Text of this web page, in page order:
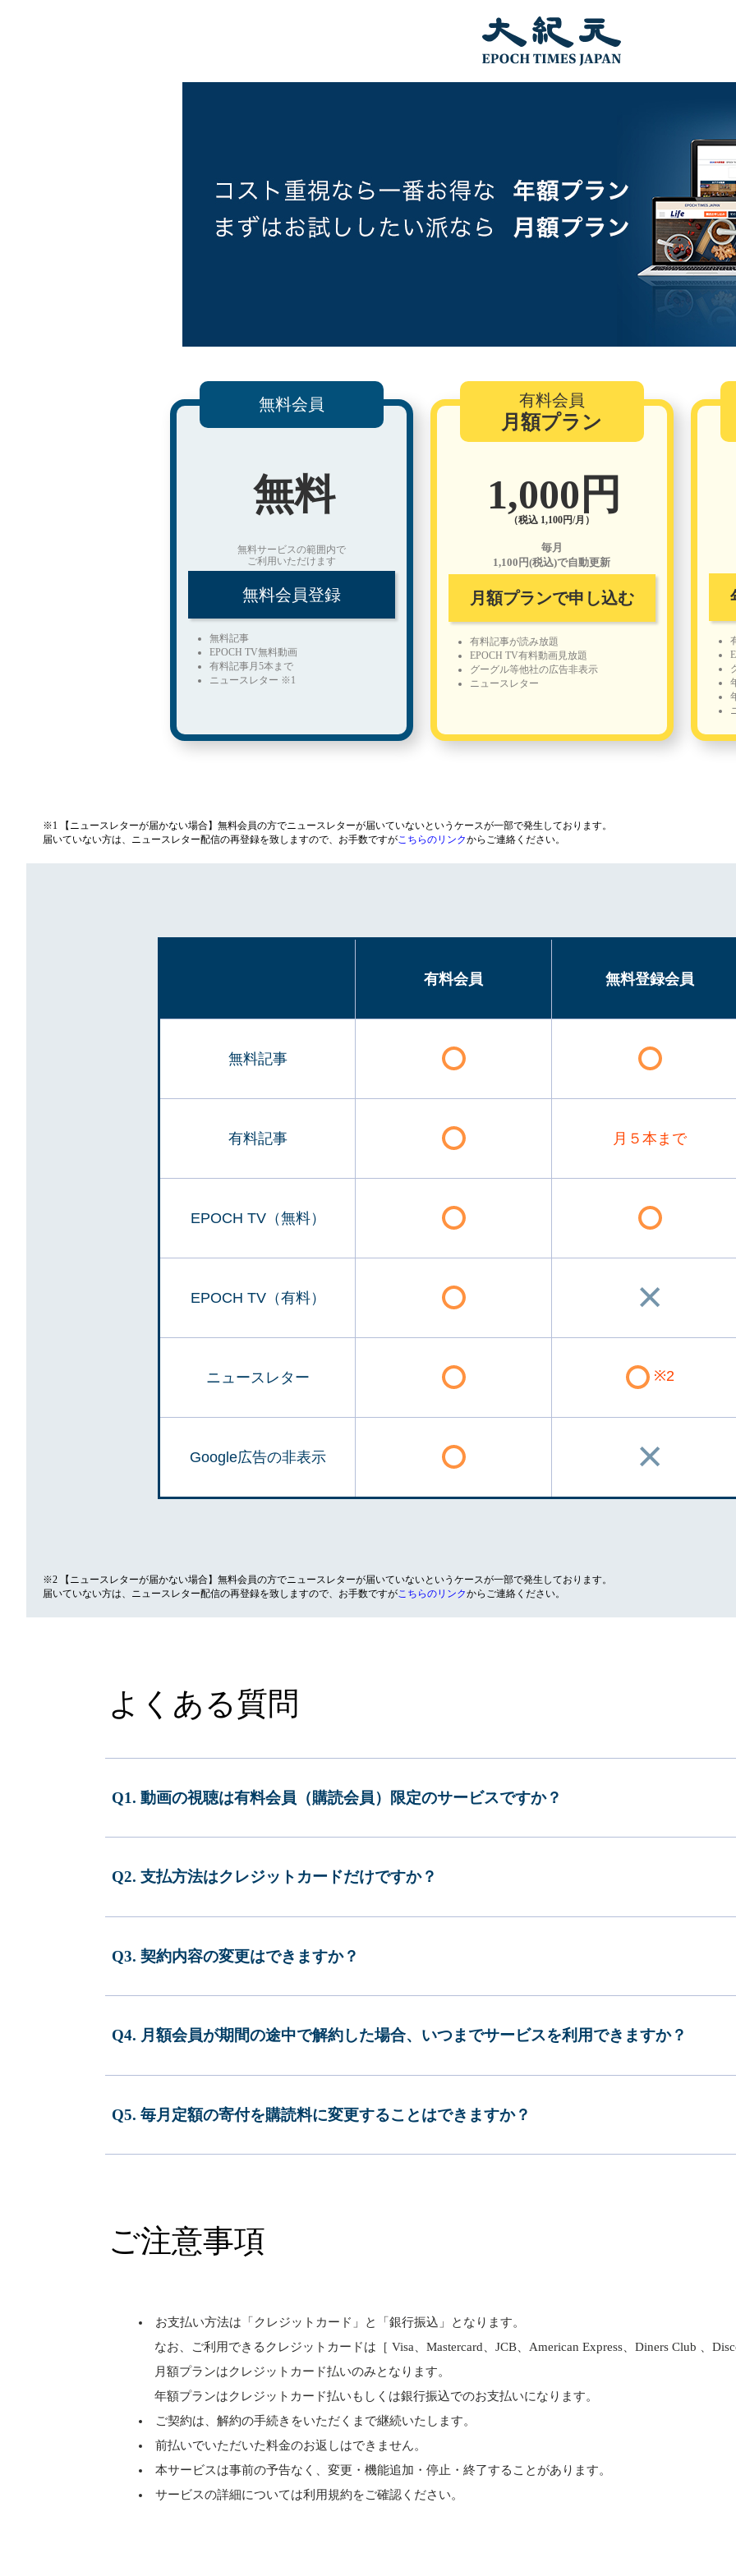
無料会員
無料
無料サービスの範囲内で
ご利用いただけます
無料会員登録
無料記事
EPOCH TV無料動画
有料記事月5本まで
ニュースレター ※1
有料会員
月額プラン
1,000円
（税込 1,100円/月）
毎月
1,100円(税込)で自動更新
月額プランで申し込む
有料記事が読み放題
EPOCH TV有料動画見放題
グーグル等他社の広告非表示
ニュースレター
※1 【ニュースレターが届かない場合】無料会員の方でニュースレターが届いていないというケースが一部で発生しております。
届いていない方は、ニュースレター配信の再登録を致しますので、お手数ですがこちらのリンクからご連絡ください。
有料会員 無料登録会員
無料記事
有料記事 月５本まで
EPOCH TV（無料）
EPOCH TV（有料）
ニュースレター ※2
Google広告の非表示
※2 【ニュースレターが届かない場合】無料会員の方でニュースレターが届いていないというケースが一部で発生しております。
届いていない方は、ニュースレター配信の再登録を致しますので、お手数ですがこちらのリンクからご連絡ください。
よくある質問
Q1. 動画の視聴は有料会員（購読会員）限定のサービスですか？
Q2. 支払方法はクレジットカードだけですか？
Q3. 契約内容の変更はできますか？
Q4. 月額会員が期間の途中で解約した場合、いつまでサービスを利用できますか？
Q5. 毎月定額の寄付を購読料に変更することはできますか？
ご注意事項
お支払い方法は「クレジットカード」と「銀行振込」となります。
なお、ご利用できるクレジットカードは［ Visa、Mastercard、JCB、American Express、Diners Club 、
月額プランはクレジットカード払いのみとなります。
年額プランはクレジットカード払いもしくは銀行振込でのお支払いになります。
ご契約は、解約の手続きをいただくまで継続いたします。
前払いでいただいた料金のお返しはできません。
本サービスは事前の予告なく、変更・機能追加・停止・終了することがあります。
サービスの詳細については利用規約をご確認ください。